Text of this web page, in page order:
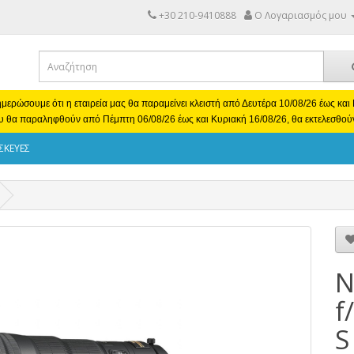
+30 210-9410888 Ο Λογαριασμός μου
ότι η εταιρεία μας θα παραμείνει κλειστή από Δευτέρα 10/08/26 έως
θα παραληφθούν από Πέμπτη 06/08/26 έως και Κυριακή 16/08/26, θα
S